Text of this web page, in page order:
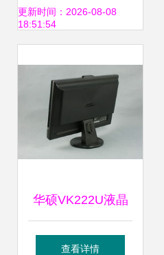
觉与设计的完美邂
更新时间：2026-08-08
18:51:54
华硕VK222U液晶
显示器全面解析
查看详情